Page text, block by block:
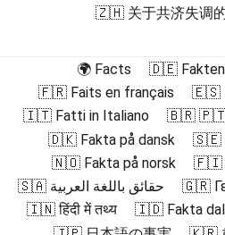
🇿🇭 关于共济失调
🌍 Facts
🇩🇪 Fakten
🇫🇷 Faits en français
🇪🇸
🇮🇹 Fatti in Italiano
🇧🇷 🇵🇹
🇩🇰 Fakta på dansk
🇸🇪
🇳🇴 Fakta på norsk
🇫🇮
🇸🇦 حقائق باللغة العربية
🇬🇷
🇮🇳 हिंदी में तथ्य
🇮🇩 Fakta